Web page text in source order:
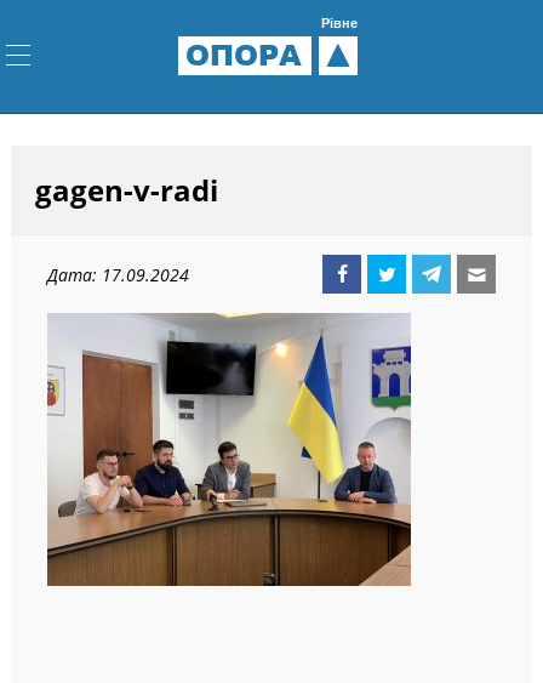
ОПОРА
Рівне
gagen-v-radi
Дата: 17.09.2024